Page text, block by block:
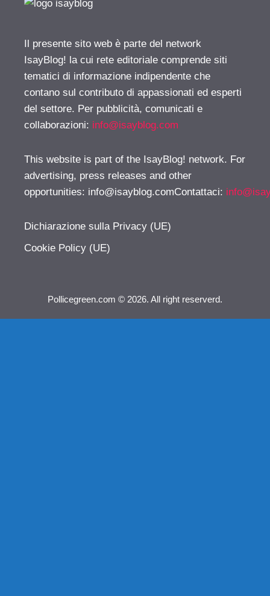
Il presente sito web è parte del network
IsayBlog! la cui rete editoriale comprende siti
tematici di informazione indipendente che
contano sul contributo di appassionati ed esperti
del settore. Per pubblicità, comunicati e
collaborazioni: info@isayblog.com
This website is part of the IsayBlog! network. For
advertising, press releases and other
opportunities: info@isayblog.comContattaci:
Dichiarazione sulla Privacy (UE)
Cookie Policy (UE)
Pollicegreen.com © 2026. All right reserverd.